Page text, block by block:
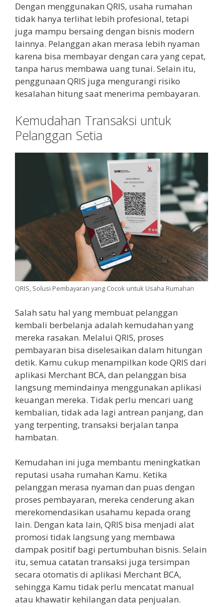
Dengan menggunakan QRIS, usaha rumahan
tidak hanya terlihat lebih profesional, tetapi
juga mampu bersaing dengan bisnis modern
lainnya. Pelanggan akan merasa lebih nyaman
karena bisa membayar dengan cara yang cepat,
tanpa harus membawa uang tunai. Selain itu,
penggunaan QRIS juga mengurangi risiko
kesalahan hitung saat menerima pembayaran.
Kemudahan Transaksi untuk
Pelanggan Setia
QRIS, Solusi Pembayaran yang Cocok untuk Usaha Rumahan
Salah satu hal yang membuat pelanggan
kembali berbelanja adalah kemudahan yang
mereka rasakan. Melalui QRIS, proses
pembayaran bisa diselesaikan dalam hitungan
detik. Kamu cukup menampilkan kode QRIS dari
aplikasi Merchant BCA, dan pelanggan bisa
langsung memindainya menggunakan aplikasi
keuangan mereka. Tidak perlu mencari uang
kembalian, tidak ada lagi antrean panjang, dan
yang terpenting, transaksi berjalan tanpa
hambatan.
Kemudahan ini juga membantu meningkatkan
reputasi usaha rumahan Kamu. Ketika
pelanggan merasa nyaman dan puas dengan
proses pembayaran, mereka cenderung akan
merekomendasikan usahamu kepada orang
lain. Dengan kata lain, QRIS bisa menjadi alat
promosi tidak langsung yang membawa
dampak positif bagi pertumbuhan bisnis. Selain
itu, semua catatan transaksi juga tersimpan
secara otomatis di aplikasi Merchant BCA,
sehingga Kamu tidak perlu mencatat manual
atau khawatir kehilangan data penjualan.